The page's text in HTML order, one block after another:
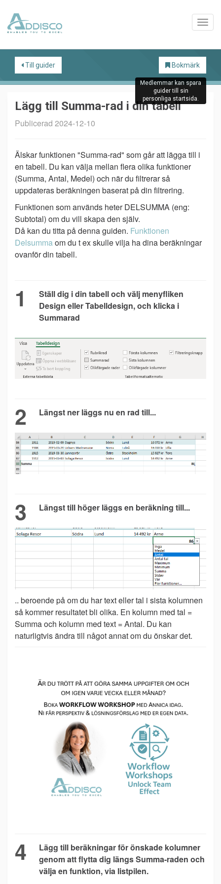
Till guider Bokmärk
Medlemmar kan spara
guider till sin
personliga startsida.
Lägg till Summa-rad i din tabell
Publicerad 2024-12-10
Älskar funktionen "Summa-rad" som går att lägga till i
en tabell. Du kan välja mellan flera olika funktioner
(Summa, Antal, Medel) och när du filtrerar så
uppdateras beräkningen baserat på din filtrering.
Funktionen som används heter DELSUMMA (eng:
Subtotal) om du vill skapa den själv.
Då kan du titta på denna guiden. Funktionen
Delsummaom du t ex skulle vilja ha dina beräkningar
ovanför din tabell.
1
Ställ dig i din tabell och välj menyfliken
Design eller Tabelldesign, och klicka i
Summarad
2 Längst ner läggs nu en rad till...
3 Längst till höger läggs en beräkning till...
.. beroende på om du har text eller tal i sista kolumnen
så kommer resultatet bli olika. En kolumn med tal =
Summa och kolumn med text = Antal. Du kan
naturligtvis ändra till något annat om du önskar det.
4
Lägg till beräkningar för önskade kolumner
genom att flytta dig längs Summa-raden och
välja en funktion, via listpilen.